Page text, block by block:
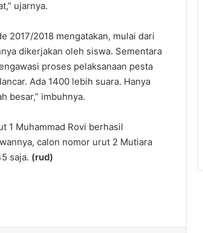
ujarnya.
2017/2018 mengatakan, mulai dari
dikerjakan oleh siswa. Sementara
proses pelaksanaan pesta
Ada 1400 lebih suara. Hanya
besar,” imbuhnya.
1 Muhammad Rovi berhasil
calon nomor urut 2 Mutiara
saja. (rud)